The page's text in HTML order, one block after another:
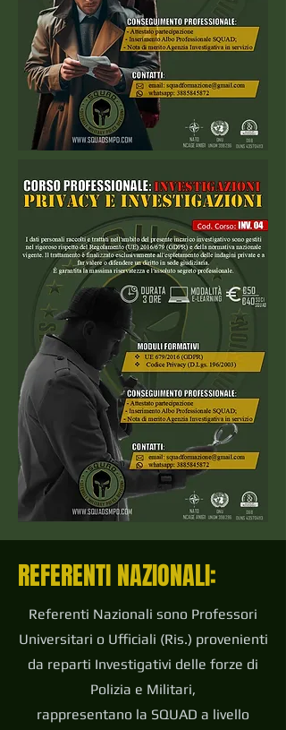
REFERENTI NAZIONALI:
Referenti Nazionali sono Professori
Universitari o Ufficiali (Ris.) provenienti
da reparti Investigativi delle forze di
Polizia e Militari,
rappresentano la SQUAD a livello